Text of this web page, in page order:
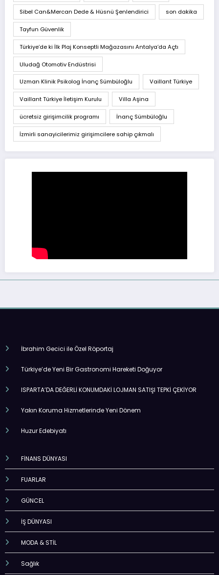
Sibel Can&Mercan Dede & Hüsnü Şenlendirici son dakika
Tayfun Güvenlik
Türkiye’de ki İlk Plaj Konseptli Mağazasını Antalya’da Açtı
Uludağ Otomotiv Endüstrisi
Uzman Klinik Psikolog İnanç Sümbüloğlu Vaillant Türkiye
Vaillant Türkiye İletişim Kurulu Villa Aşina
ücretsiz girişimcilik programı İnanç Sümbüloğlu
İzmirli sanayicilerimiz girişimcilere sahip çıkmalı
İbrahim Gecici ile Özel Röportaj
Türkiye’de Yeni Bir Gastronomi Hareketi Doğuyor
ISPARTA’DA DEĞERLİ KONUMDAKİ LOJMAN SATIŞI TEPKİ ÇEKİYOR
Yakın Koruma Hizmetlerinde Yeni Dönem
Huzur Edebiyatı
FİNANS DÜNYASI
FUARLAR
GÜNCEL
İŞ DÜNYASI
MODA & STİL
Sağlık